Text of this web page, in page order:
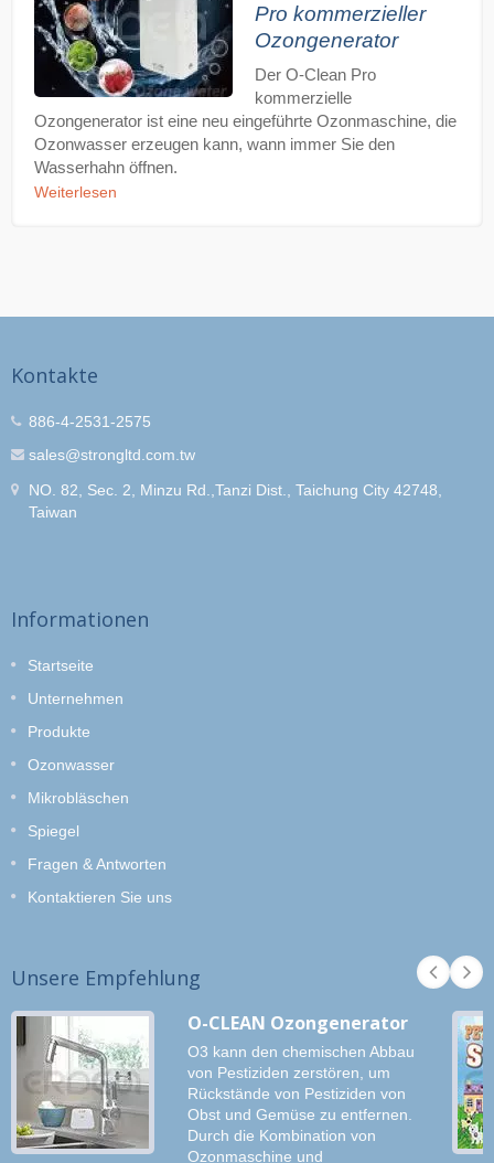
Pro kommerzieller
Ozongenerator
Der O-Clean Pro
kommerzielle
Ozongenerator ist eine neu eingeführte Ozonmaschine, die
Ozonwasser erzeugen kann, wann immer Sie den
Wasserhahn öffnen.
Weiterlesen
Kontakte
886-4-2531-2575
sales@strongltd.com.tw
NO. 82, Sec. 2, Minzu Rd.,Tanzi Dist., Taichung City 42748,
Taiwan
Informationen
Startseite
Unternehmen
Produkte
Ozonwasser
Mikrobläschen
Spiegel
Fragen & Antworten
Kontaktieren Sie uns
Unsere Empfehlung
O-CLEAN Ozongenerator
O3 kann den chemischen Abbau
von Pestiziden zerstören, um
Rückstände von Pestiziden von
Obst und Gemüse zu entfernen.
Durch die Kombination von
Ozonmaschine und